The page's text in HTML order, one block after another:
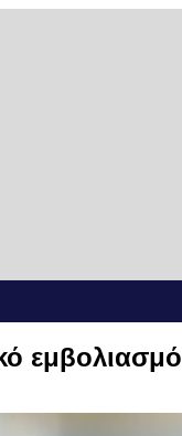
εμβολιασμό